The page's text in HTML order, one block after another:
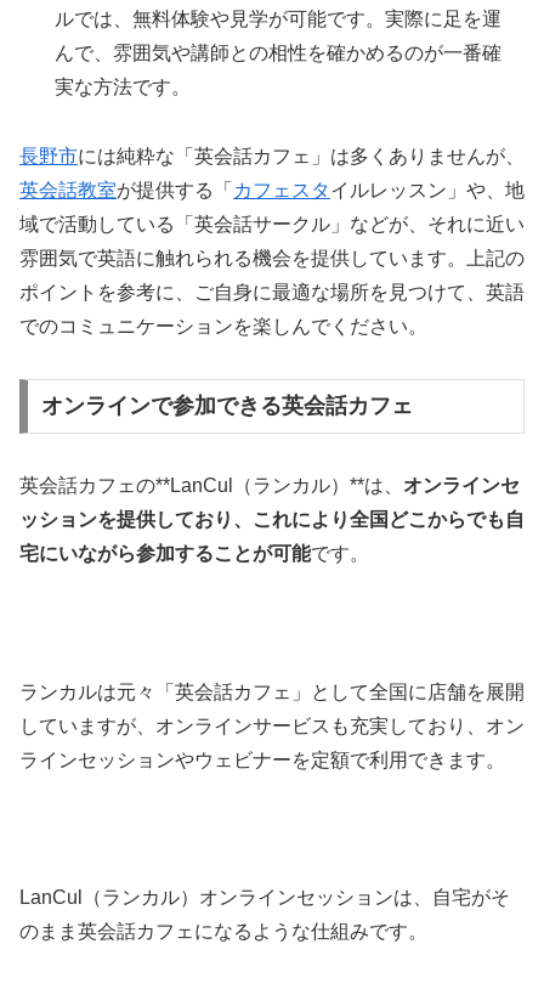
ルでは、無料体験や見学が可能です。実際に足を運
んで、雰囲気や講師との相性を確かめるのが一番確
実な方法です。
長野市には純粋な「英会話カフェ」は多くありませんが、
英会話教室が提供する「 カフェスタイルレッスン」や、地
域で活動している「英会話サークル」などが、それに近い
雰囲気で英語に触れられる機会を提供しています。上記の
ポイントを参考に、ご自身に最適な場所を見つけて、英語
でのコミュニケーションを楽しんでください。
オンラインで参加できる英会話カフェ
英会話カフェの**LanCul（ランカル）**は、 オンラインセ
ッションを提供しており、これにより全国どこからでも自
宅にいながら参加することが可能です。
ランカルは元々「英会話カフェ」として全国に店舗を展開
していますが、オンラインサービスも充実しており、オン
ラインセッションやウェビナーを定額で利用できます。
LanCul（ランカル）オンラインセッションは、自宅がそ
のまま英会話カフェになるような仕組みです。